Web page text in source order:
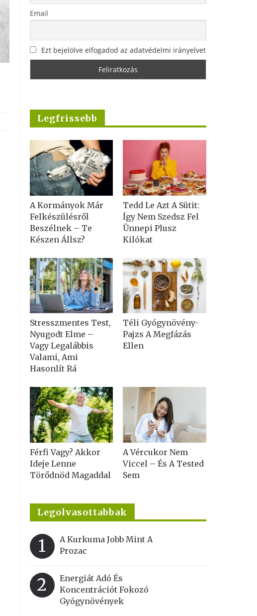
Email
Ezt bejelölve elfogadod az adatvédelmi irányelvet
Legfrissebb
A Kormányok Már
Felkészülésről
Beszélnek – Te
Készen Állsz?
Tedd Le Azt A Sütit:
Így Nem Szedsz Fel
Ünnepi Plusz
Kilókat
Stresszmentes Test,
Nyugodt Elme –
Vagy Legalábbis
Valami, Ami
Hasonlít Rá
Téli Gyógynövény-
Pajzs A Megfázás
Ellen
Férfi Vagy? Akkor
Ideje Lenne
Törődnöd Magaddal
A Vércukor Nem
Viccel – És A Tested
Sem
Legolvasottabbak
1
A Kurkuma Jobb Mint A
Prozac
2
Energiát Adó És
Koncentrációt Fokozó
Gyógynövények